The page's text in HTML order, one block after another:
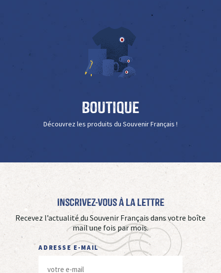
Boutique
Découvrez les produits du Souvenir Français !
Inscrivez-vous à La Lettre
Recevez l’actualité du Souvenir Français dans votre boîte
mail une fois par mois.
ADRESSE E-MAIL